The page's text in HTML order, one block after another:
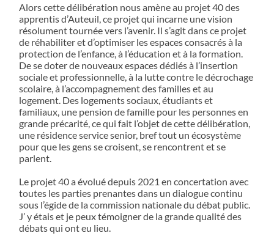
Alors cette délibération nous amène au projet 40 des
apprentis d’Auteuil, ce projet qui incarne une vision
résolument tournée vers l’avenir. Il s’agit dans ce projet
de réhabiliter et d’optimiser les espaces consacrés à la
protection de l’enfance, à l’éducation et à la formation.
De se doter de nouveaux espaces dédiés à l’insertion
sociale et professionnelle, à la lutte contre le décrochage
scolaire, à l’accompagnement des familles et au
logement. Des logements sociaux, étudiants et
familiaux, une pension de famille pour les personnes en
grande précarité, ce qui fait l’objet de cette délibération,
une résidence service senior, bref tout un écosystème
pour que les gens se croisent, se rencontrent et se
parlent.
Le projet 40 a évolué depuis 2021 en concertation avec
toutes les parties prenantes dans un dialogue continu
sous l’égide de la commission nationale du débat public.
J’ y étais et je peux témoigner de la grande qualité des
débats qui ont eu lieu.